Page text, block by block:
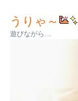
うりゃ～
遊びながら…